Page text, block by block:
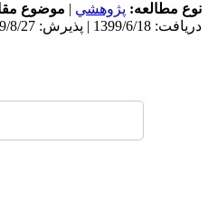
نوع مطالعه: پژوهشي | موضوع
دریافت: 1399/6/18 | پذیرش: 1399/8/27 | انتشار: 1400/2/29